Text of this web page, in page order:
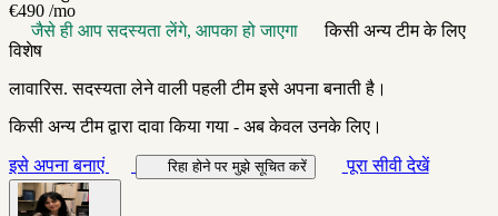
€490 /mo
जैसे ही आप सदस्यता लेंगे, आपका हो जाएगा
किसी अन्य टीम के लिए
विशेष
लावारिस. सदस्यता लेने वाली पहली टीम इसे अपना बनाती है।
किसी अन्य टीम द्वारा दावा किया गया - अब केवल उनके लिए।
इसे अपना बनाएं रिहा होने पर मुझे सूचित करें पूरा सीवी देखें